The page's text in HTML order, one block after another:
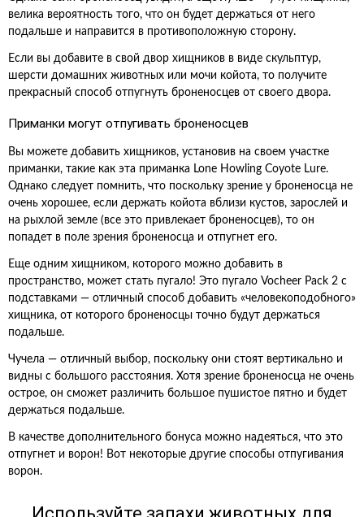
велика вероятность того, что он будет держаться от него
подальше и направится в противоположную сторону.
Если вы добавите в свой двор хищников в виде скульптур,
шерсти домашних животных или мочи койота, то получите
прекрасный способ отпугнуть броненосцев от своего двора.
Приманки могут отпугивать броненосцев
Вы можете добавить хищников, установив на своем участке
приманки, такие как эта приманка Lone Howling Coyote Lure.
Однако следует помнить, что поскольку зрение у броненосца не
очень хорошее, если держать койота вблизи кустов, зарослей и
на рыхлой земле (все это привлекает броненосцев), то он
попадет в поле зрения броненосца и отпугнет его.
Еще одним хищником, которого можно добавить в
пространство, может стать пугало! Это пугало Vocheer Pack 2 с
подставками — отличный способ добавить «человекоподобного»
хищника, от которого броненосцы точно будут держаться
подальше.
Чучела — отличный выбор, поскольку они стоят вертикально и
видны с большого расстояния. Хотя зрение броненосца не очень
острое, он сможет различить большое пушистое пятно и будет
держаться подальше.
В качестве дополнительного бонуса можно надеяться, что это
отпугнет и ворон! Вот некоторые другие способы отпугивания
ворон.